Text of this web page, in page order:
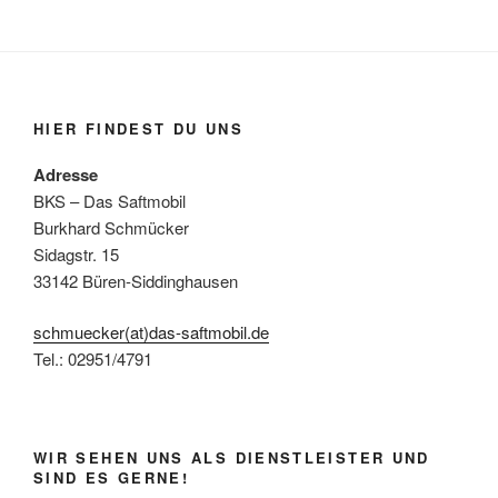
HIER FINDEST DU UNS
Adresse
BKS – Das Saftmobil
Burkhard Schmücker
Sidagstr. 15
33142 Büren-Siddinghausen
schmuecker(at)das-saftmobil.de
Tel.: 02951/4791
WIR SEHEN UNS ALS DIENSTLEISTER UND
SIND ES GERNE!